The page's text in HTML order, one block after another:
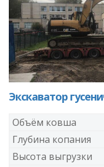
Экскаватор
Объём ковша
Глубина копания
Высота выгрузки